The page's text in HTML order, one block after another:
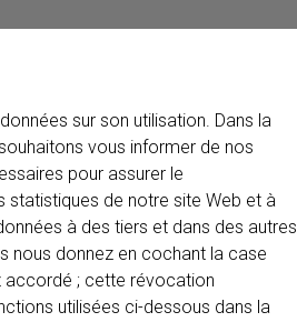
sur son utilisation. Dans la
vous informer de nos
pour assurer le
statistiques de notre site Web et à
à des tiers et dans des autres
nous donnez en cochant la case
accordé ; cette révocation
utilisées ci-dessous dans la